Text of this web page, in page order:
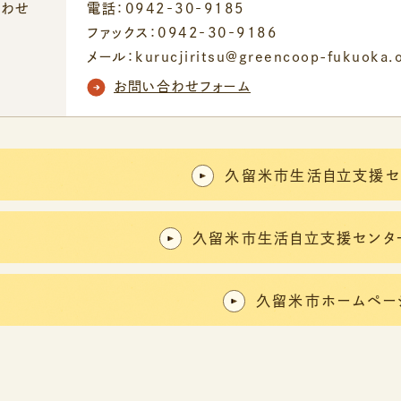
せ
電話：0942‐30‐9185
ファックス：0942‐30‐9186
メール：kurucjiritsu@greencoop-
お問い合わせフォーム
久留米市生活自立支援セ
久留米市生活自立支援セン
久留米市ホームペー